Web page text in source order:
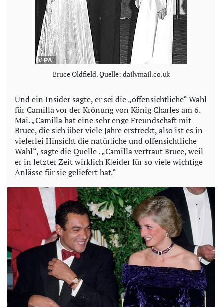
Bruce Oldfield. Quelle: dailymail.co.uk
Und ein Insider sagte, er sei die „offensichtliche“ Wahl
für Camilla vor der Krönung von König Charles am 6.
Mai. „Camilla hat eine sehr enge Freundschaft mit
Bruce, die sich über viele Jahre erstreckt, also ist es in
vielerlei Hinsicht die natürliche und offensichtliche
Wahl“, sagte die Quelle . „Camilla vertraut Bruce, weil
er in letzter Zeit wirklich Kleider für so viele wichtige
Anlässe für sie geliefert hat.“